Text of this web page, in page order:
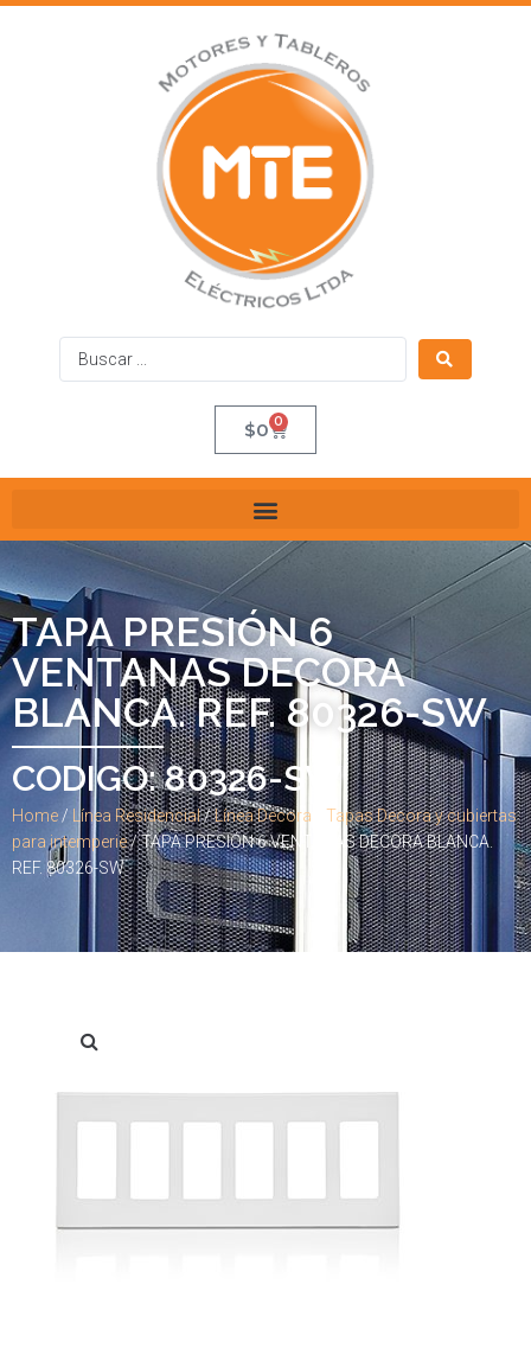
$0 0
TAPA PRESIÓN 6
VENTANAS DECORA
BLANCA. REF. 80326-SW
CODIGO: 80326-SW
Home / Línea Residencial/Línea Decora
Tapas Decora y cubiertas
para intemperie/ TAPA PRESIÓN 6 VENTANAS DECORA BLANCA.
REF. 80326-SW